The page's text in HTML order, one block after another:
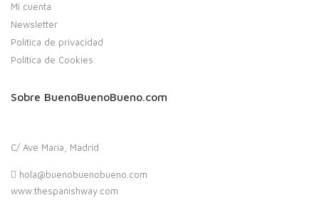
Mi cuenta
Newsletter
Política de privacidad
Política de Cookies
Sobre BuenoBuenoBueno.com
C/ Ave María, Madrid
hola@buenobuenobueno.com
www.thespanishway.com